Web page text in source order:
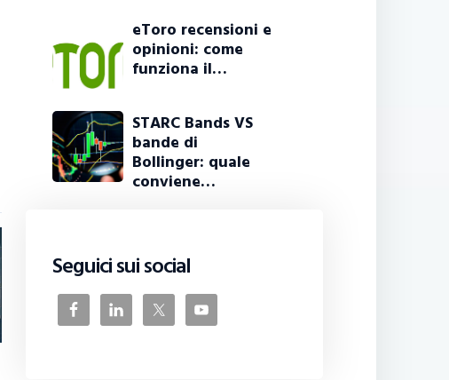
eToro recensioni e
opinioni: come
funziona il…
STARC Bands VS
bande di
Bollinger: quale
conviene…
Seguici sui social